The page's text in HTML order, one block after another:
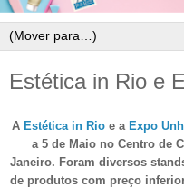
Estética in Rio e
A Estética in Rioe a Expo
a 5 de Maio no Centro de
Janeiro. Foram diversos
de produtos com preço